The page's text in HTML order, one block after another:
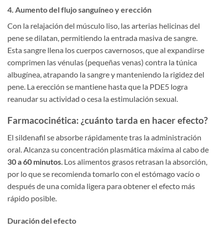
4. Aumento del flujo sanguíneo y erección
Con la relajación del músculo liso, las arterias helicinas del
pene se dilatan, permitiendo la entrada masiva de sangre.
Esta sangre llena los cuerpos cavernosos, que al expandirse
comprimen las vénulas (pequeñas venas) contra la túnica
albugínea, atrapando la sangre y manteniendo la rigidez del
pene. La erección se mantiene hasta que la PDE5 logra
reanudar su actividad o cesa la estimulación sexual.
Farmacocinética: ¿cuánto tarda en hacer efecto?
El sildenafil se absorbe rápidamente tras la administración
oral. Alcanza su concentración plasmática máxima al cabo de
30 a 60 minutos. Los alimentos grasos retrasan la absorción,
por lo que se recomienda tomarlo con el estómago vacío o
después de una comida ligera para obtener el efecto más
rápido posible.
Duración del efecto